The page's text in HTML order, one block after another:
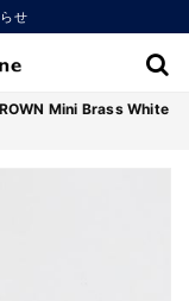
せ
Mini Brass White